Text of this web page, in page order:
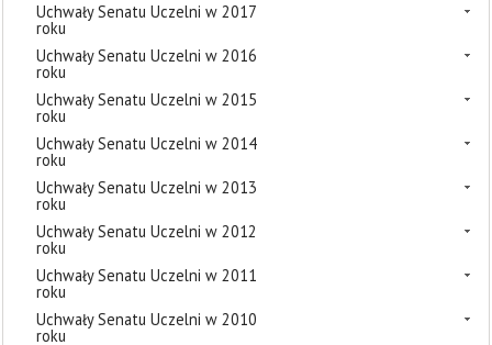
Uchwały Senatu Uczelni w 2017
roku
Uchwały Senatu Uczelni w 2016
roku
Uchwały Senatu Uczelni w 2015
roku
Uchwały Senatu Uczelni w 2014
roku
Uchwały Senatu Uczelni w 2013
roku
Uchwały Senatu Uczelni w 2012
roku
Uchwały Senatu Uczelni w 2011
roku
Uchwały Senatu Uczelni w 2010
roku